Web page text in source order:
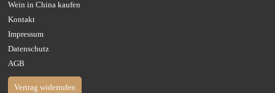
Wein in China kaufen
Kontakt
Impressum
Datenschutz
AGB
Vertrag widerrufen